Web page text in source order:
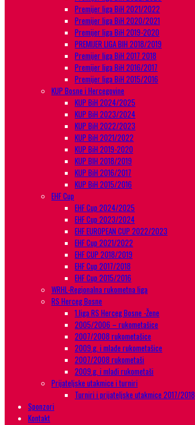
Premijer liga BiH 2021/2022
Premijer liga BiH 2020/2021
Premijer liga BiH 2019-2020
PREMIJER LIGA BIH 2018/2019
Premijer liga BiH 2017 2018
Premijer liga BiH 2016/2017
Premijer liga BiH 2015/2016
KUP Bosne i Hercegovine
KUP BiH 2024/2025
KUP BiH 2023/2024
KUP BiH 2022/2023
KUP BiH 2021/2022
KUP BiH 2019-2020
KUP BIH 2018/2019
KUP BiH 2016/2017
KUP BiH 2015/2016
EHF Cup
EHF Cup 2024/2025
EHF Cup 2023/2024
EHF EUROPEAN CUP 2022/2023
EHF Cup 2021/2022
EHF CUP 2018/2019
EHF Cup 2017/2018
EHF Cup 2015/2016
WRHL-Regionalna rukometna liga
RS Herceg Bosne
1.liga RS Herceg Bosne -Žene
2005/2006 – rukometašice
2007/2008 rukometašice
2009.g. i mlađe rukometašice
2007/2008 rukometaši
2009.g. i mlađi rukometaši
Prijateljske utakmice i turniri
Turniri i prijateljske utakmice 2017/2018
Sponzori
Kontakt